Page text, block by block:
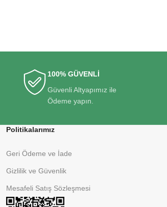
100% GÜVENLİ
Güvenli Altyapımız ile
Ödeme yapın.
Politikalarımız
Geri Ödeme ve İade
Gizlilik ve Güvenlik
Mesafeli Satış Sözleşmesi